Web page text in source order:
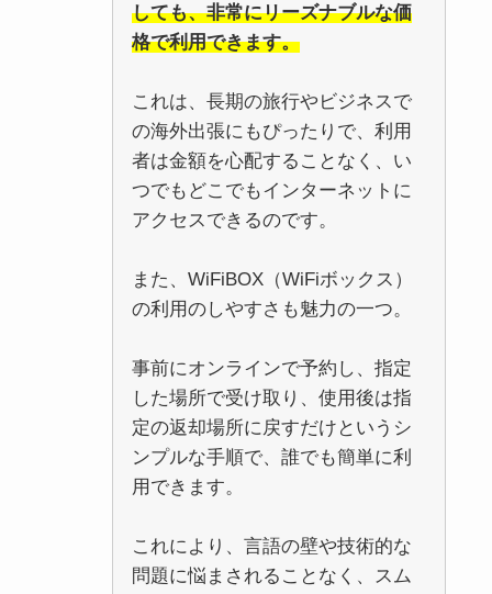
しても、非常にリーズナブルな価
格で利用できます。
これは、長期の旅行やビジネスで
の海外出張にもぴったりで、利用
者は金額を心配することなく、い
つでもどこでもインターネットに
アクセスできるのです。
また、WiFiBOX（WiFiボックス）
の利用のしやすさも魅力の一つ。
事前にオンラインで予約し、指定
した場所で受け取り、使用後は指
定の返却場所に戻すだけというシ
ンプルな手順で、誰でも簡単に利
用できます。
これにより、言語の壁や技術的な
問題に悩まされることなく、スム